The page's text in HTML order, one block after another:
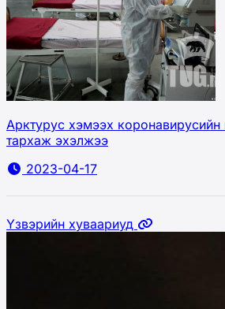
Арктурус хэмээх
тархаж эхэлжээ
2023-04-17
Үзвэрийн хуваариуд